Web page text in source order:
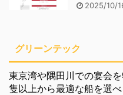
2025/10/
グリーンテック
東京湾や隅田川での宴会
隻以上から最適な船を選べ